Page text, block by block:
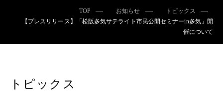
TOP お知らせ
トピックス
【プレスリリース】「松阪多気サテライト市民公開セミナーin多気」開
催について
トピックス